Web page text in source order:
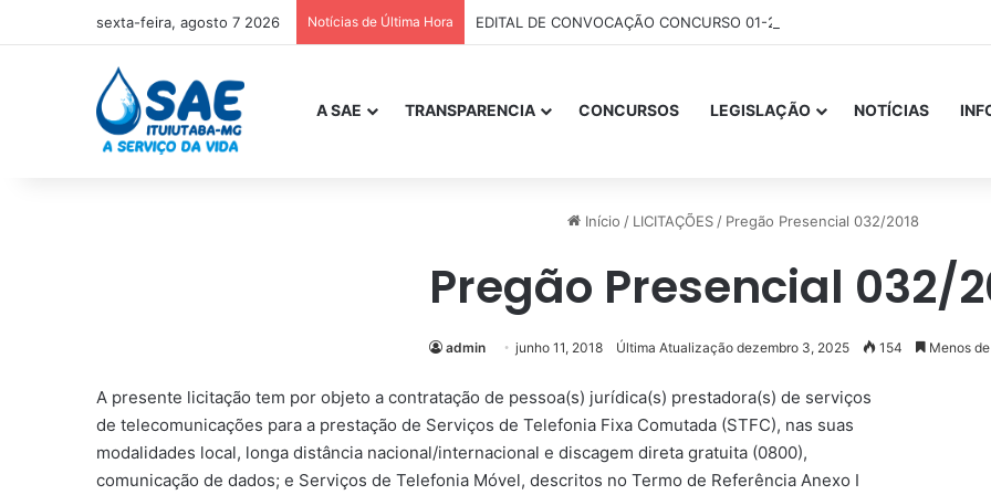
sexta-feira, agosto 7 2026 Notícias de Última Hora EDITAL DE CONVOCAÇÃO CONCURSO 01-2025
A SAE TRANSPARENCIA CONCURSOS LEGISLAÇÃO NOTÍCIAS
Início / LICITAÇÕES / Pregão Presencial 032/2018
Pregão Presencial 032/
admin junho 11, 2018 Última Atualização dezembro 3, 2025 154 Menos
A presente licitação tem por objeto a contratação de pessoa(s) jurídica(s) prestadora(s) de serviços
de telecomunicações para a prestação de Serviços de Telefonia Fixa Comutada (STFC), nas suas
modalidades local, longa distância nacional/internacional e discagem direta gratuita (0800),
comunicação de dados; e Serviços de Telefonia Móvel, descritos no Termo de Referência Anexo I